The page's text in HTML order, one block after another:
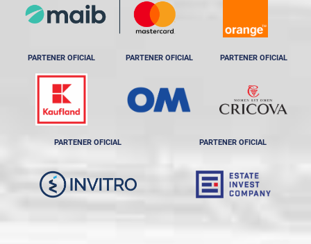
PARTENER OFICIAL PARTENER OFICIAL PARTENER OFICIAL
PARTENER OFICIAL PARTENER OFICIAL